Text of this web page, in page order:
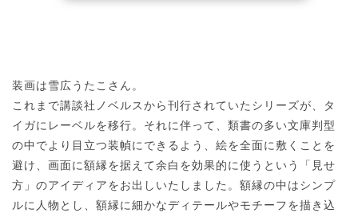
装画は雪広うたこさん。
これまで講談社ノベルスから刊行されていたシリーズが、タ
イガにレーベルを移行。それに伴って、類書の多い文庫判型
の中でより目立つ装幀にできるよう、絵を全面に敷くことを
避け、画面に額縁を据えて余白を効果的に使うという「見せ
方」のアイディアをお出しいたしました。額縁の中はシンプ
ルに人物とし、額縁に細かなディテールやモチーフを描き込